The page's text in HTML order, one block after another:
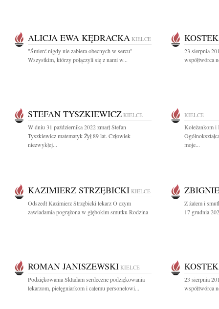
ALICJA EWA KĘDRACKA KIELCE
"Śmierć nigdy nie zabiera obecnych w sercu"
Wszystkim, którzy połączyli się z nami w...
23 sierpnia
współtwórca
STEFAN TYSZKIEWICZ KIELCE
W dniu 31 października 2022 zmarł Stefan
Tyszkiewicz matematyk Żył 89 lat. Człowiek
niezwykłej...
KIELCE
Koleżankom i
moje...
KAZIMIERZ STRZĘBICKI KIELCE
Odszedł Kazimierz Strzębicki lekarz O czym
zawiadamia pogrążona w głębokim smutku Rodzina
Z żalem i
17 grudnia
ROMAN JANISZEWSKI KIELCE
Podziękowania Składam serdeczne podziękowania
lekarzom, pielęgniarkom i całemu personelowi...
23 sierpnia
współtwórca